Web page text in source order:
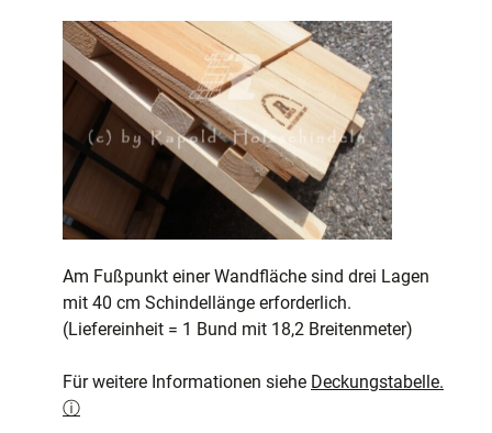
Am Fußpunkt einer Wandfläche sind drei Lagen
mit 40 cm Schindellänge erforderlich.
(Liefereinheit = 1 Bund mit 18,2 Breitenmeter)
Für weitere Informationen siehe Deckungstabelle.
ⓘ